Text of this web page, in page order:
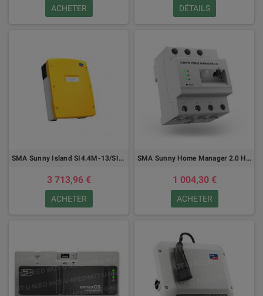
ACHETER DÉTAILS
SMA Sunny Island SI4.4M-13/SI6.0H-13/SI8.0H-13
3 713,96 €
ACHETER
SMA Sunny Home Manager 2.0 HM-20
1 004,30 €
ACHETER